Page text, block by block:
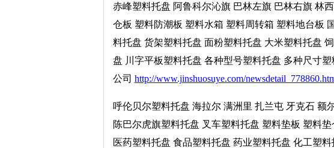
赤峰塑料托盘 阿鲁科尔沁旗 巴林左旗 巴林右旗 林
仓板 塑料防潮板 塑料水箱 塑料周转箱 塑料地台板
料托盘 货架塑料托盘 面粉塑料托盘 大米塑料托盘
盘 川字平板塑料托盘 各种型号塑料托盘 多种尺寸
公司 http://www.jinshuosuye.com/
呼伦贝尔塑料托盘 海拉尔 满洲里 扎兰屯 牙克石 额
陈巴尔虎旗塑料托盘 叉车塑料托盘 塑料垫板 塑料
医药塑料托盘 食品塑料托盘 药业塑料托盘 化工塑